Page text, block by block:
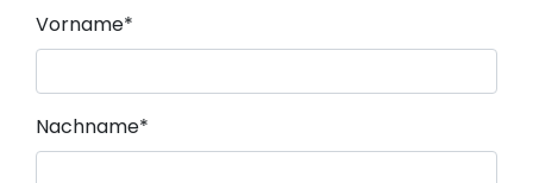
Pflichtfeld
Vorname*
Pflichtfeld
Nachname*